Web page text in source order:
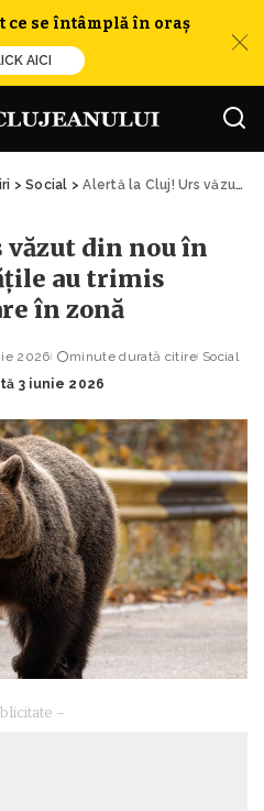
ce se întâmplă în oraș
AICI
>Social >Alertă la Cluj! Urs văzut din nou în Apahida. Autoritățile au trimis echipe de patrulare în zonă
văzut din nou în
au trimis
în zonă
2026 minute durată citire Social
3 iunie 2026
–